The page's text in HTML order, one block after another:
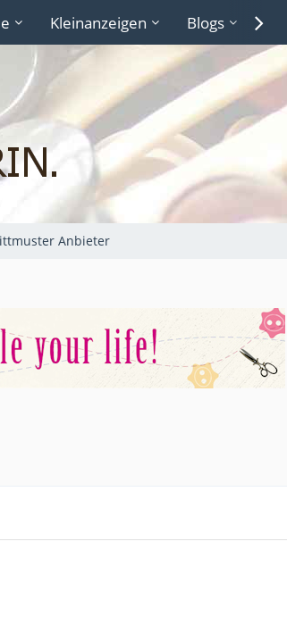
Kleinanzeigen Blogs
Anbieter